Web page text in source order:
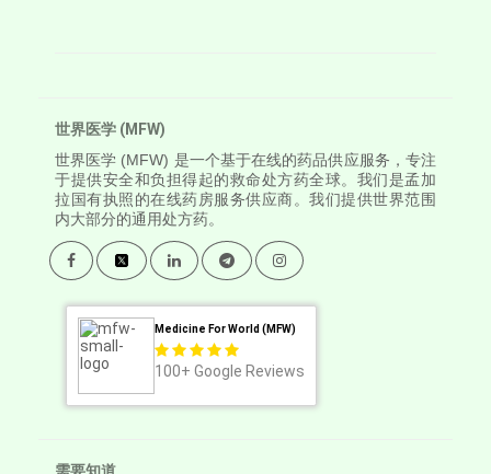
世界医学 (MFW)
世界医学 (MFW) 是一个基于在线的药品供应服务，专注
于提供安全和负担得起的救命处方药全球。我们是孟加
拉国有执照的在线药房服务供应商。我们提供世界范围
内大部分的通用处方药。
Medicine For World (MFW)
100+ Google Reviews